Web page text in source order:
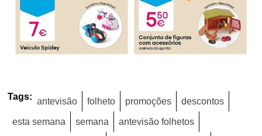
Tags: antevisão folheto promoções descontos
esta semana semana antevisão folhetos